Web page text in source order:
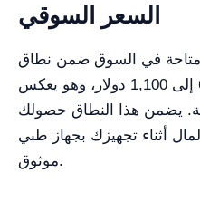
السعر السوقي
متاحة في السوق ضمن نطاق
سعري تنافسي يتراوح من 600 إلى 1,100 دولار، وهو يعكس
يضمن هذا النطاق حصولك
أثناء تجهيزك بجهاز طبي
موثوق.